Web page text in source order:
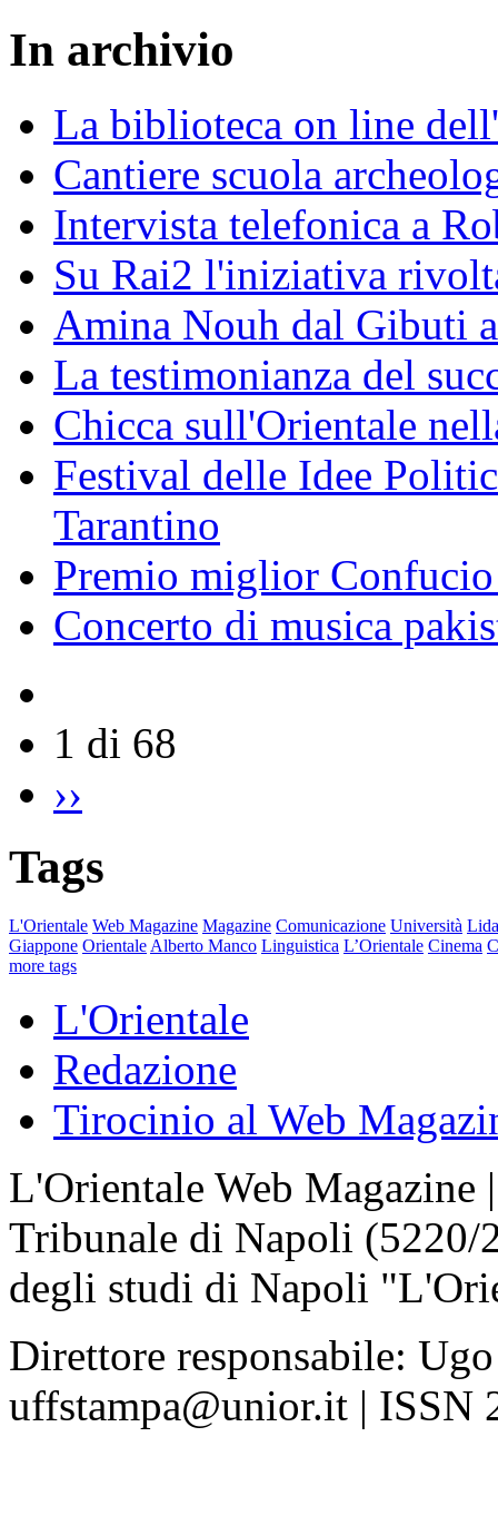
In archivio
La biblioteca on line
Cantiere scuola
Intervista telefonica a
Su Rai2 l'iniziativa
Amina Nouh dal Gibuti
La testimonianza del
Chicca sull'Orientale
Festival delle Idee
Tarantino
Premio miglior
Concerto di musica
1 di 68
››
Tags
L'Orientale Web Magazine Magazine Comunicazione Università
Giappone Orientale Alberto Manco Linguistica L’Orientale Cinema
more tags
L'Orientale
Redazione
Tirocinio al Web
L'Orientale Web Magazine
Tribunale di Napoli
degli studi di Napoli
Direttore responsabile:
uffstampa@unior.it | ISSN